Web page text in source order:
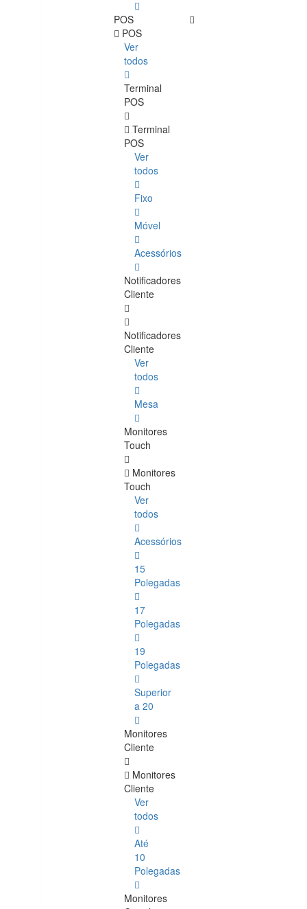
POS
POS
Ver
todos
Terminal
POS
Terminal
POS
Ver
todos
Fixo
Móvel
Acessórios
Notificadores
Cliente
Notificadores
Cliente
Ver
todos
Mesa
Monitores
Touch
Monitores
Touch
Ver
todos
Acessórios
15
Polegadas
17
Polegadas
19
Polegadas
Superior
a 20
Monitores
Cliente
Monitores
Cliente
Ver
todos
Até
10
Polegadas
Monitores